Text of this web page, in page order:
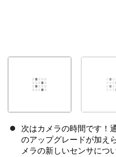
次はカメラの時間です！
のアップグレードが加え
メラの新しいセンサにつ